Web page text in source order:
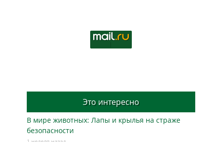
Это интересно
В мире животных: Лапы и крылья на страже
безопасности